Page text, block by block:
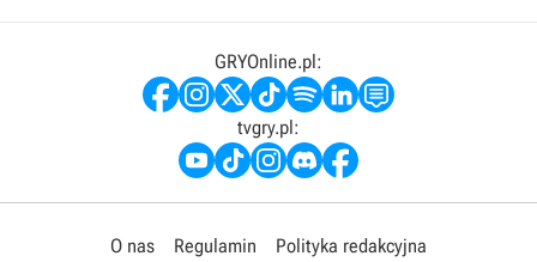
GRYOnline.pl:
tvgry.pl:
O nas Regulamin Polityka redakcyjna